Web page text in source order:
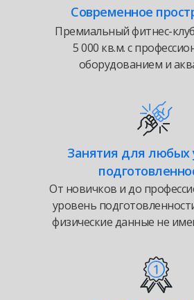
Современное
Премиальный фитнес-
5 000 кв.м. с
оборудованием и
Занятия для любых
От новичков и до
уровень
физические данные не